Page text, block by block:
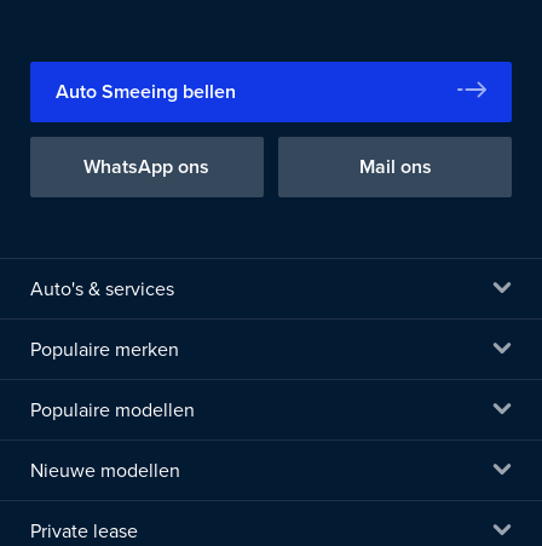
Auto Smeeing bellen
WhatsApp ons Mail ons
Auto's & services
Populaire merken
Populaire modellen
Nieuwe modellen
Private lease